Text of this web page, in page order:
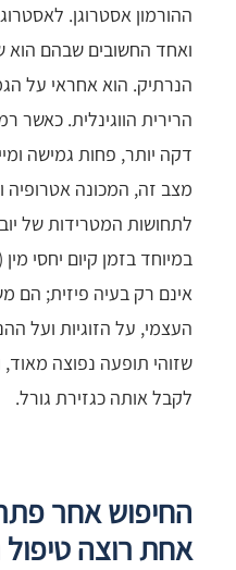
ההורמון אסטרוגן.
ואחד החשובים שבהם
הנרתיק. הוא אחראי על
הרירית הווגינלית. כאשר
דקה יותר, פחות גמישה
מצב זה, המכונה אטרופיה
לתחושות המטרידות של
במיוחד בזמן קיום יחסי
אינם רק בעיה פיזית; הם
העצמי, על הזוגיות ועל
שזוהי תופעה נפוצה מאוד,
לקבל אותה כגזירת גורל.
החיפוש אחר
אחת רוצה טיפול